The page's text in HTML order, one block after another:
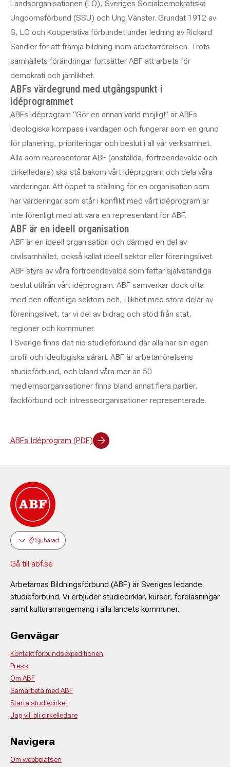
Landsorganisationen (LO), Sveriges Socialdemokratiska
Ungdomsförbund (SSU) och Ung Vänster. Grundat 1912 av
S, LO och Kooperativa förbundet under ledning av Rickard
Sandler för att främja bildning inom arbetarrörelsen. Trots
samhällets förändringar fortsätter ABF att arbeta för
demokrati och jämlikhet.
ABFs värdegrund med utgångspunkt i
idéprogrammet
ABFs idéprogram “Gör en annan värld möjlig!” är ABFs
ideologiska kompass i vardagen och fungerar som en grund
för planering, prioriteringar och beslut i all vår verksamhet.
Alla som representerar ABF (anställda, förtroendevalda och
cirkelledare) ska stå bakom vårt idéprogram och dela våra
värderingar. Att öppet ta ställning för en organisation som
har värderingar som står i konflikt med vårt idéprogram är
inte förenligt med att vara en representant för ABF.
ABF är en ideell organisation
ABF är en ideell organisation och därmed en del av
civilsamhället, också kallat ideell sektor eller föreningslivet.
ABF styrs av våra förtroendevalda som fattar självständiga
beslut utifrån vårt idéprogram. ABF samverkar dock ofta
med den offentliga sektorn och, i likhet med stora delar av
föreningslivet, tar vi del av bidrag och stöd från stat,
regioner och kommuner.
I Sverige finns det nio studieförbund där alla har sin egen
profil och ideologiska särart. ABF är arbetarrörelsens
studieförbund, och bland våra mer än 50
medlemsorganisationer finns bland annat flera partier,
fackförbund och intresseorganisationer representerade.
ABFs Idéprogram (PDF)
Sjuhärad
Gå till abf.se
Arbetarnas Bildningsförbund (ABF) är Sveriges ledande
studieförbund. Vi erbjuder studiecirklar, kurser, föreläsningar
samt kulturarrangemang i alla landets kommuner.
Genvägar
Kontakt förbundsexpeditionen
Press
Om ABF
Samarbeta med ABF
Starta studiecirkel
Jag vill bli cirkelledare
Navigera
Om webbplatsen